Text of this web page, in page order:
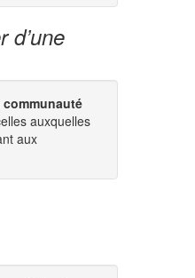
d’une
auxquelles
aux